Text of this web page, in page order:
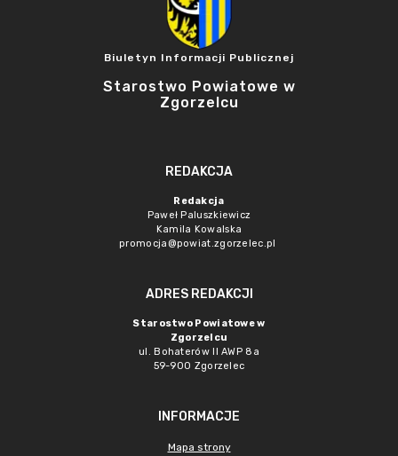
Biuletyn Informacji Publicznej
Starostwo Powiatowe w
Zgorzelcu
REDAKCJA
Redakcja
Paweł Paluszkiewicz
Kamila Kowalska
promocja@powiat.zgorzelec.pl
ADRES REDAKCJI
Starostwo Powiatowe w
Zgorzelcu
ul. Bohaterów II AWP 8a
59-900 Zgorzelec
INFORMACJE
Mapa strony